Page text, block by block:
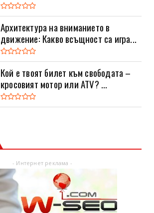
Архитектура на вниманието в
движение: Какво всъщност са игра...
Кой е твоят билет към свободата –
кросовият мотор или ATV? ...
- Интернет реклама -